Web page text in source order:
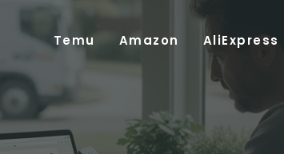
Temu Amazon AliExpress